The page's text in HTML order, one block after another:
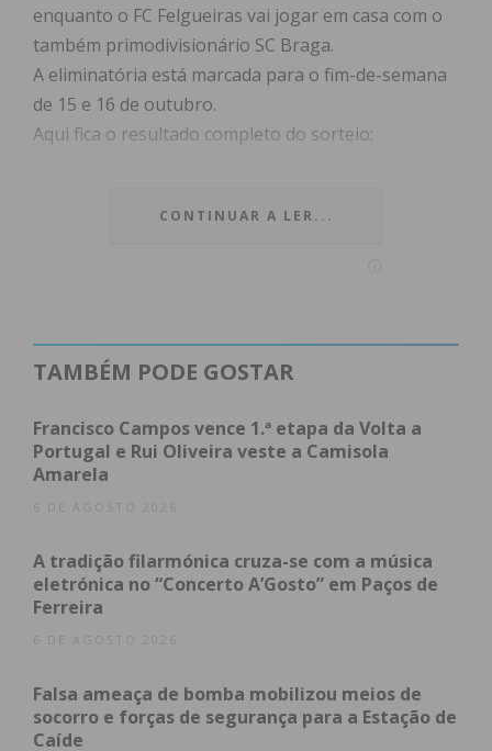
enquanto o FC Felgueiras vai jogar em casa com o
também primodivisionário SC Braga.
A eliminatória está marcada para o fim-de-semana
de 15 e 16 de outubro.
Aqui fica o resultado completo do sorteio:
Valadares Gaia – Chaves
Felgueiras – Braga
Canelas 2010 – Vitória SC
Anadia – FC Porto
Oliveira do Hospital – Rio Ave
Varzim – Sporting
Amora – Estoril-Praia
Tondela – Santa Clara
Vitória FC – Paços de Ferreira
Penafiel – FC Vizela
CONTINUAR A LER...
TAMBÉM PODE GOSTAR
Francisco Campos vence 1.ª etapa da Volta a
Portugal e Rui Oliveira veste a Camisola
Amarela
6 DE AGOSTO 2026
A tradição filarmónica cruza-se com a música
eletrónica no “Concerto A’Gosto” em Paços de
Ferreira
6 DE AGOSTO 2026
Falsa ameaça de bomba mobilizou meios de
socorro e forças de segurança para a Estação de
Caíde